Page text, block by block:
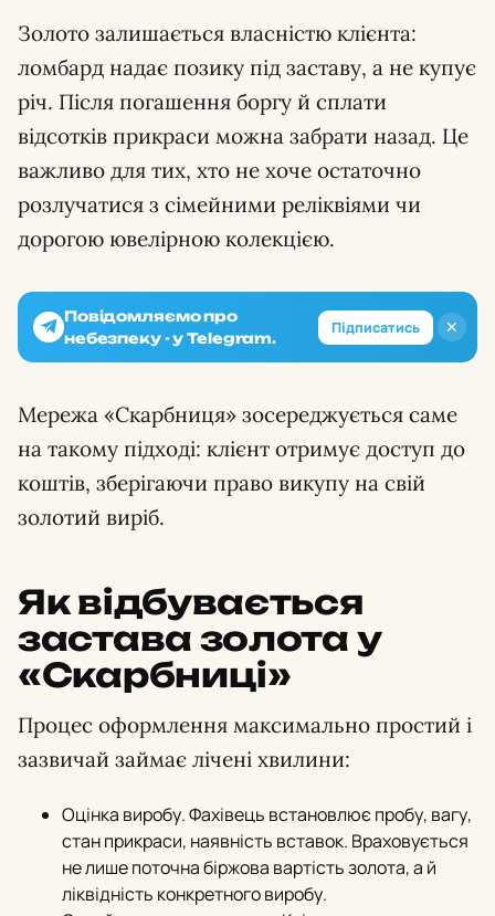
Золото залишається власністю клієнта:
ломбард надає позику під заставу, а не купує
річ. Після погашення боргу й сплати
відсотків прикраси можна забрати назад. Це
важливо для тих, хто не хоче остаточно
розлучатися з сімейними реліквіями чи
дорогою ювелірною колекцією.
✕
Повідомляємо про
небезпеку - у Telegram.
Підписатись
Мережа «Скарбниця» зосереджується саме
на такому підході: клієнт отримує доступ до
коштів, зберігаючи право викупу на свій
золотий виріб.
Як відбувається
застава золота у
«Скарбниці»
Процес оформлення максимально простий і
зазвичай займає лічені хвилини:
Оцінка виробу. Фахівець встановлює пробу, вагу,
стан прикраси, наявність вставок. Враховується
не лише поточна біржова вартість золота, а й
ліквідність конкретного виробу.